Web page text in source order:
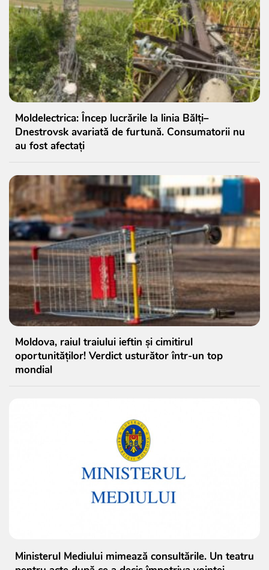
Moldelectrica: Încep lucrările la linia Bălți–
Dnestrovsk avariată de furtună. Consumatorii nu
au fost afectați
Moldova, raiul traiului ieftin și cimitirul
oportunităților! Verdict usturător într-un top
mondial
Ministerul Mediului mimează consultările. Un teatru